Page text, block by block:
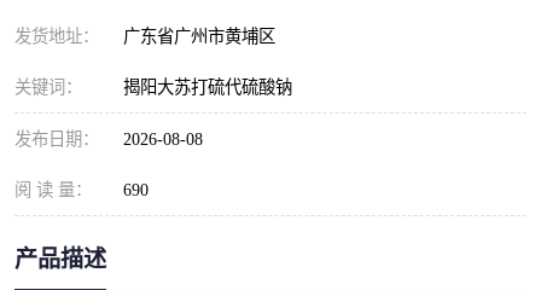
发货地址： 广东省广州市黄埔区
关键词： 揭阳大苏打硫代硫酸钠
发布日期： 2026-08-08
阅 读 量： 690
产品描述